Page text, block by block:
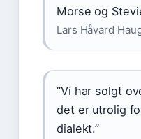
Morse og
Lars Håvard
“Vi har solgt
det er utrolig
dialekt.”